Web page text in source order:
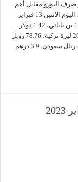
13 فبراير 2023 سجل سعر صرف اليورو مقابل أهم
العملات العالمية والعربية في سوق الصرف العالمي، اليوم الاثنين 13 فبراير
2023: 1.06 دولار أمريكي، 0.88 جنيه استرليني، 141.3 ين ياباني، 1.42 دولار
كندي، 1.54 دولار استرالي، 0.98 فرنك سويسري. 20.1 ليرة تركية، 78.76 روبل
روسي، 39.23 هيريفنا أوكرانية، 7.29 يوان صيني. 4.0 ريال سعودي. 3.9 درهم